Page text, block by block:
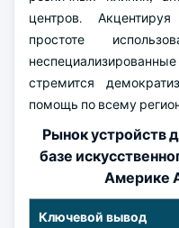
центров.
простоте
стремится
помощь по всему
Рынок устройств
базе
Америке
Ключевой вывод